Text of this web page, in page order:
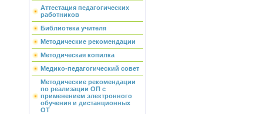
Аттестация педагогических
работников
Библиотека учителя
Методические рекомендации
Методическая копилка
Медико-педагогический совет
Методические рекомендации
по реализации ОП с
применением электронного
обучения и дистанционных
ОТ